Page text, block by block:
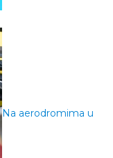
Na aerodromima u